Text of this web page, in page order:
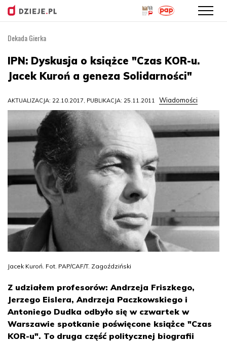
treści
Dekada Gierka
IPN: Dyskusja o książce "Czas KOR-u.
Jacek Kuroń a geneza Solidarności"
AKTUALIZACJA: 22.10.2017, PUBLIKACJA: 25.11.2011 Wiadomości
Jacek Kuroń. Fot. PAP/CAF/T. Zagoździński
Z udziałem profesorów: Andrzeja Friszkego,
Jerzego Eislera, Andrzeja Paczkowskiego i
Antoniego Dudka odbyło się w czwartek w
Warszawie spotkanie poświęcone książce "Czas
KOR-u". To druga część politycznej biografii